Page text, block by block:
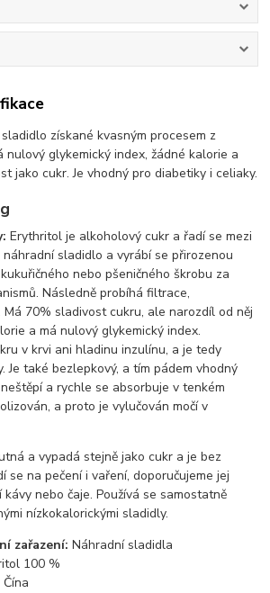
získané kvasným procesem z
nulový glykemický index, žádné kalorie a
jako cukr. Je vhodný pro diabetiky i celiaky.
Erythritol je alkoholový cukr a řadí se mezi
náhradní sladidlo a vyrábí se přirozenou
nebo pšeničného škrobu za
Následně probíhá filtrace,
70% sladivost cukru, ale narozdíl od něj
a má nulový glykemický index.
v krvi ani hladinu inzulínu, a je tedy
Je také bezlepkový, a tím pádem vhodný
a rychle se absorbuje v tenkém
a proto je vylučován močí v
a vypadá stejně jako cukr a je bez
se na pečení i vaření, doporučujeme jej
nebo čaje. Používá se samostatně
nízkokalorickými sladidly.
zařazení:Náhradní sladidla
100 %
Čína